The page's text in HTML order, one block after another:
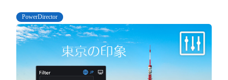
PowerDirector